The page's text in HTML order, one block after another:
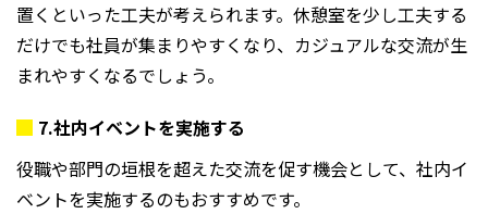
置くといった工夫が考えられます。休憩室を少し工夫する
だけでも社員が集まりやすくなり、カジュアルな交流が生
まれやすくなるでしょう。
7.社内イベントを実施する
役職や部門の垣根を超えた交流を促す機会として、社内イ
ベントを実施するのもおすすめです。